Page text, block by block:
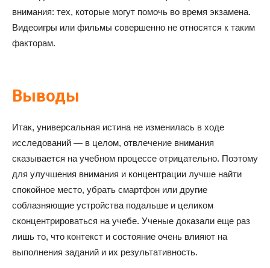
внимания: тех, которые могут помочь во время экзамена.
Видеоигры или фильмы совершенно не относятся к таким
факторам.
Выводы
Итак, универсальная истина не изменилась в ходе
исследований — в целом, отвлечение внимания
сказывается на учебном процессе отрицательно. Поэтому
для улучшения внимания и концентрации лучше найти
спокойное место, убрать смартфон или другие
соблазняющие устройства подальше и целиком
сконцентрироваться на учебе. Ученые доказали еще раз
лишь то, что контекст и состояние очень влияют на
выполнения заданий и их результативность.